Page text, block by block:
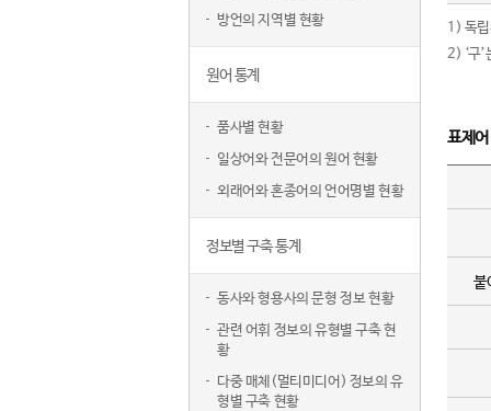
방언의 지역별 현황
원어 통계
품사별 현황
일상어와 전문어의 원어 현황
외래어와 혼종어의 언어명별 현황
정보별 구축 통계
동사와 형용사의 문형 정보 현황
관련 어휘 정보의 유형별 구축 현
황
다중 매체(멀티미디어) 정보의 유
형별 구축 현황
1) 독립
2) ‘구
표제
붙